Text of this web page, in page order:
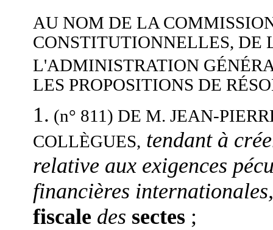
AU NOM DE LA
CONSTITUTIONNELLES, DE
L'ADMINISTRATION
LES PROPOSITIONS DE
1. (n° 811) DE M. JEAN-
COLLÈGUES, tendant à
relative aux exigences
financières
fiscale des sectes ;